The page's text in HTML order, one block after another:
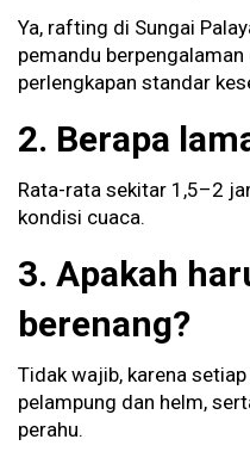
Ya, rafting di Sungai
pemandu
perlengkapan standar
2. Berapa
Rata-rata sekitar 1,5–2
kondisi cuaca.
3. Apakah
berenang?
Tidak wajib, karena
pelampung dan helm,
perahu.